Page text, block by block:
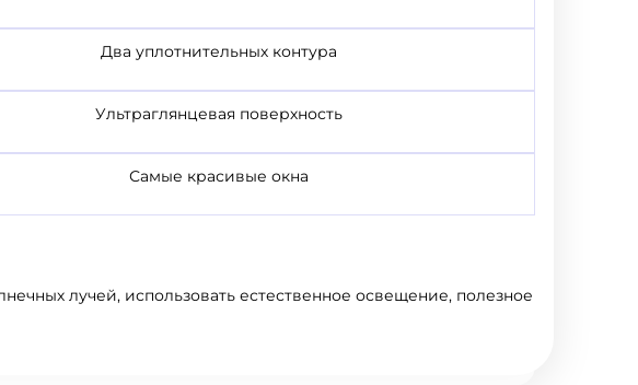
Два уплотнительных контура
Ультраглянцевая поверхность
Самые красивые окна
лучей, использовать естественное освещение, полезное